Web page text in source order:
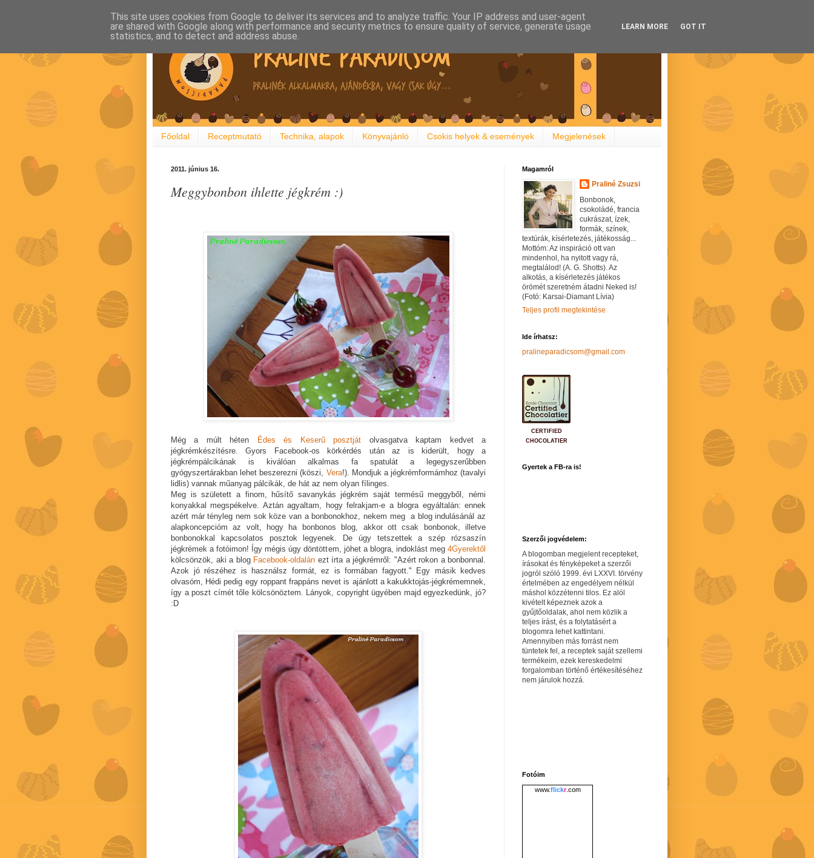
Főoldal Receptmutató Technika, alapok Könyvajánló Csokis helyek & események Megjelenések
2011. június 16.
Meggybonbon ihlette jégkrém :)
Még a múlt héten Édes és Keserű posztját olvasgatva kaptam kedvet a
jégkrémkészítésre. Gyors Facebook-os körkérdés után az is kiderült, hogy a
jégkrémpálcikának is kiválóan alkalmas fa spatulát a legegyszerűbben
gyógyszertárakban lehet beszerezni (köszi, Vera!). Mondjuk a jégkrémformámhoz (tavalyi
lidlis) vannak műanyag pálcikák, de hát az nem olyan fílinges.
Meg is született a finom, hűsítő savanykás jégkrém saját termésű meggyből, némi
konyakkal megspékelve. Aztán agyaltam, hogy felrakjam-e a blogra egyáltalán: ennek
azért már tényleg nem sok köze van a bonbonokhoz, nekem meg a blog indulásánál az
alapkoncepcióm az volt, hogy ha bonbonos blog, akkor ott csak bonbonok, illetve
bonbonokkal kapcsolatos posztok legyenek. De úgy tetszettek a szép rózsaszín
jégkrémek a fotóimon! Így mégis úgy döntöttem, jöhet a blogra, indoklást meg 4Gyerektől
kölcsönzök, aki a blog Facebook-oldalán ezt írta a jégkrémről: "Azért rokon a bonbonnal.
Azok jó részéhez is használsz formát, ez is formában fagyott." Egy másik kedves
olvasóm, Hédi pedig egy roppant frappáns nevet is ajánlott a kakukktojás-jégkrémemnek,
így a poszt címét tőle kölcsönöztem. Lányok, copyright ügyében majd egyezkedünk, jó?
:D
Magamról
Praliné Zsuzsi
Bonbonok,
csokoládé, francia
cukrászat, ízek,
formák, színek,
textúrák, kísérletezés, játékosság...
Mottóm: Az inspiráció ott van
mindenhol, ha nyitott vagy rá,
megtalálod! (A. G. Shotts). Az
alkotás, a kísérletezés játékos
örömét szeretném átadni Neked is!
(Fotó: Karsai-Diamant Lívia)
Teljes profil megtekintése
Ide írhatsz:
pralineparadicsom@gmail.com
CERTIFIED
CHOCOLATIER
Gyertek a FB-ra is!
Szerzői jogvédelem:
A blogomban megjelent recepteket,
írásokat és fényképeket a szerzői
jogról szóló 1999. évi LXXVI. törvény
értelmében az engedélyem nélkül
máshol közzétenni tilos. Ez alól
kivételt képeznek azok a
gyűjtőoldalak, ahol nem közlik a
teljes írást, és a folytatásért a
blogomra lehet kattintani.
Amennyiben más forrást nem
tüntetek fel, a receptek saját szellemi
termékeim, ezek kereskedelmi
forgalomban történő értékesítéséhez
nem járulok hozzá.
Fotóim
www.flickr.com
This site uses cookies from Google to deliver its services and to analyze traffic. Your IP address and user-agent
are shared with Google along with performance and security metrics to ensure quality of service, generate usage
statistics, and to detect and address abuse.
LEARN MORE GOT IT